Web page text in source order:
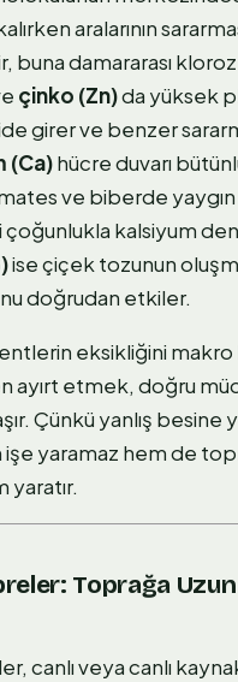
aralarının
buna damararası
çinko (Zn)da yüksek
girer ve benzer
(Ca)hücre duvarı
ve biberde
kalsiyum
ise çiçek tozunun
doğrudan etkiler.
eksikliğini makro
ayırt etmek, doğru
Çünkü yanlış besine
işe yaramaz hem de
yaratır.
Toprağa
canlı veya canlı